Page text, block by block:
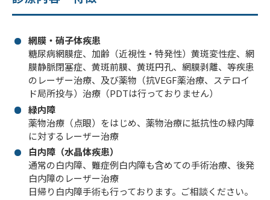
網膜・硝子体疾患
糖尿病網膜症、加齢（近視性・特発性）黄斑変性症、網
膜静脈閉塞症、黄斑前膜、黄斑円孔、網膜剥離、等疾患
のレーザー治療、及び薬物（抗VEGF薬治療、ステロイ
ド局所投与）治療（PDTは行っておりません）
緑内障
薬物治療（点眼）をはじめ、薬物治療に抵抗性の緑内障
に対するレーザー治療
白内障（水晶体疾患）
通常の白内障、難症例白内障も含めての手術治療、後発
白内障のレーザー治療
日帰り白内障手術も行っております。ご相談ください。